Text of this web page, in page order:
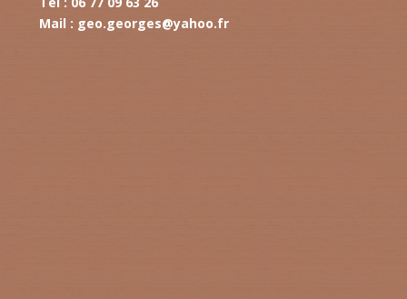
Mail : geo.georges@yahoo.fr